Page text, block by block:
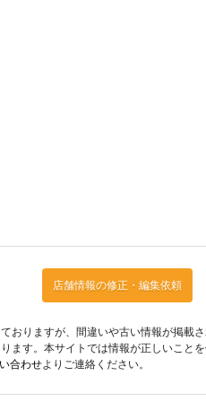
店舗情報の修正・編集依頼
おりますが、間違いや古い情報が掲載さ
ます。本サイトでは情報が正しいこと
合わせよりご連絡ください。